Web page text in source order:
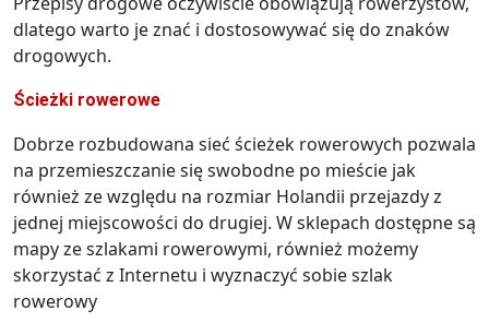
dlatego warto je znać i dostosowywać się do znaków
drogowych.
Ścieżki rowerowe
Dobrze rozbudowana sieć ścieżek rowerowych pozwala
na przemieszczanie się swobodne po mieście jak
również ze względu na rozmiar Holandii przejazdy z
jednej miejscowości do drugiej. W sklepach dostępne są
mapy ze szlakami rowerowymi, również możemy
skorzystać z Internetu i wyznaczyć sobie szlak
rowerowy